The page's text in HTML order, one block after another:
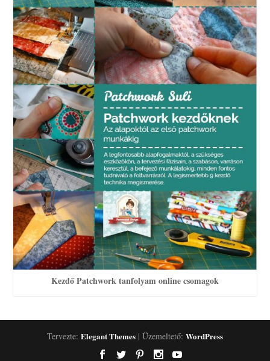
Kezdő Patchwork tanfolyam online csomagok
Tervezte: Elegant Themes | Üzemeltető: WordPress